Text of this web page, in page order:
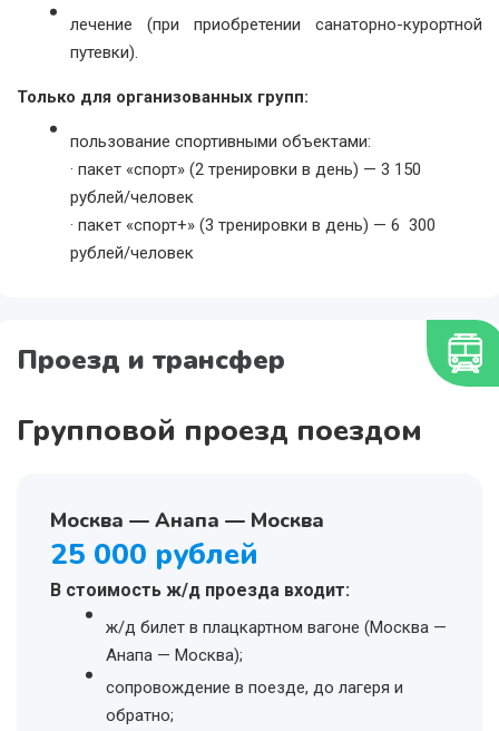
лечение (при приобретении санаторно-курортной
путевки).
Только для организованных групп:
пользование спортивными объектами:
· пакет «спорт» (2 тренировки в день) — 3 150
рублей/человек
· пакет «спорт+» (3 тренировки в день) — 6 300
рублей/человек
Проезд и трансфер
Групповой проезд поездом
Москва — Анапа — Москва
25 000 рублей
В стоимость ж/д проезда входит:
ж/д билет в плацкартном вагоне (Москва —
Анапа — Москва);
сопровождение в поезде, до лагеря и
обратно;